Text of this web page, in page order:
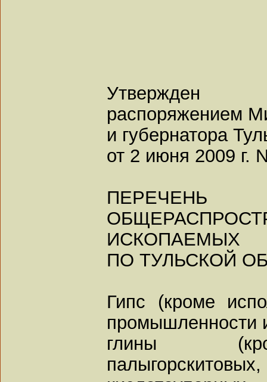
Утвержден
распоряжением
и губернатора
от 2 июня 2009 г.
ПЕРЕЧЕНЬ
ИСКОПАЕМЫХ
ПО ТУЛЬСКОЙ
Гипс (кроме
промышленности
глины